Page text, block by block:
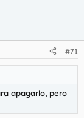
#71
apagarlo, pero